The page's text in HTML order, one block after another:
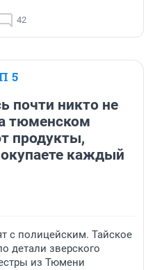
42
5
почти никто не
тюменском
продукты,
каждый
с полицейским. Тайское
детали зверского
из Тюмени